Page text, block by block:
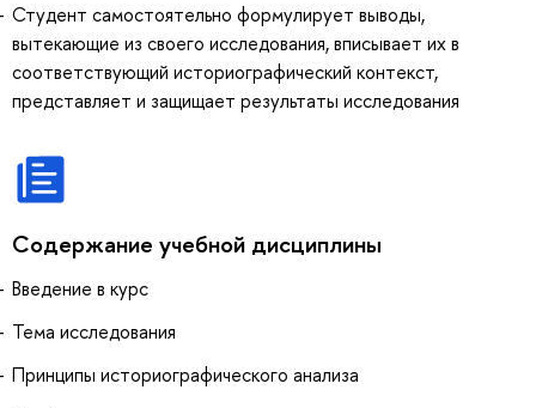
Студент самостоятельно формулирует выводы,
вытекающие из своего исследования, вписывает их в
соответствующий историографический контекст,
представляет и защищает результаты исследования
Содержание учебной дисциплины
Введение в курс
Тема исследования
Принципы историографического анализа